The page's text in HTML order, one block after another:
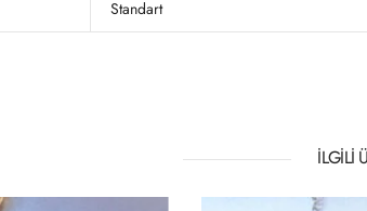
Standart
İLGILI